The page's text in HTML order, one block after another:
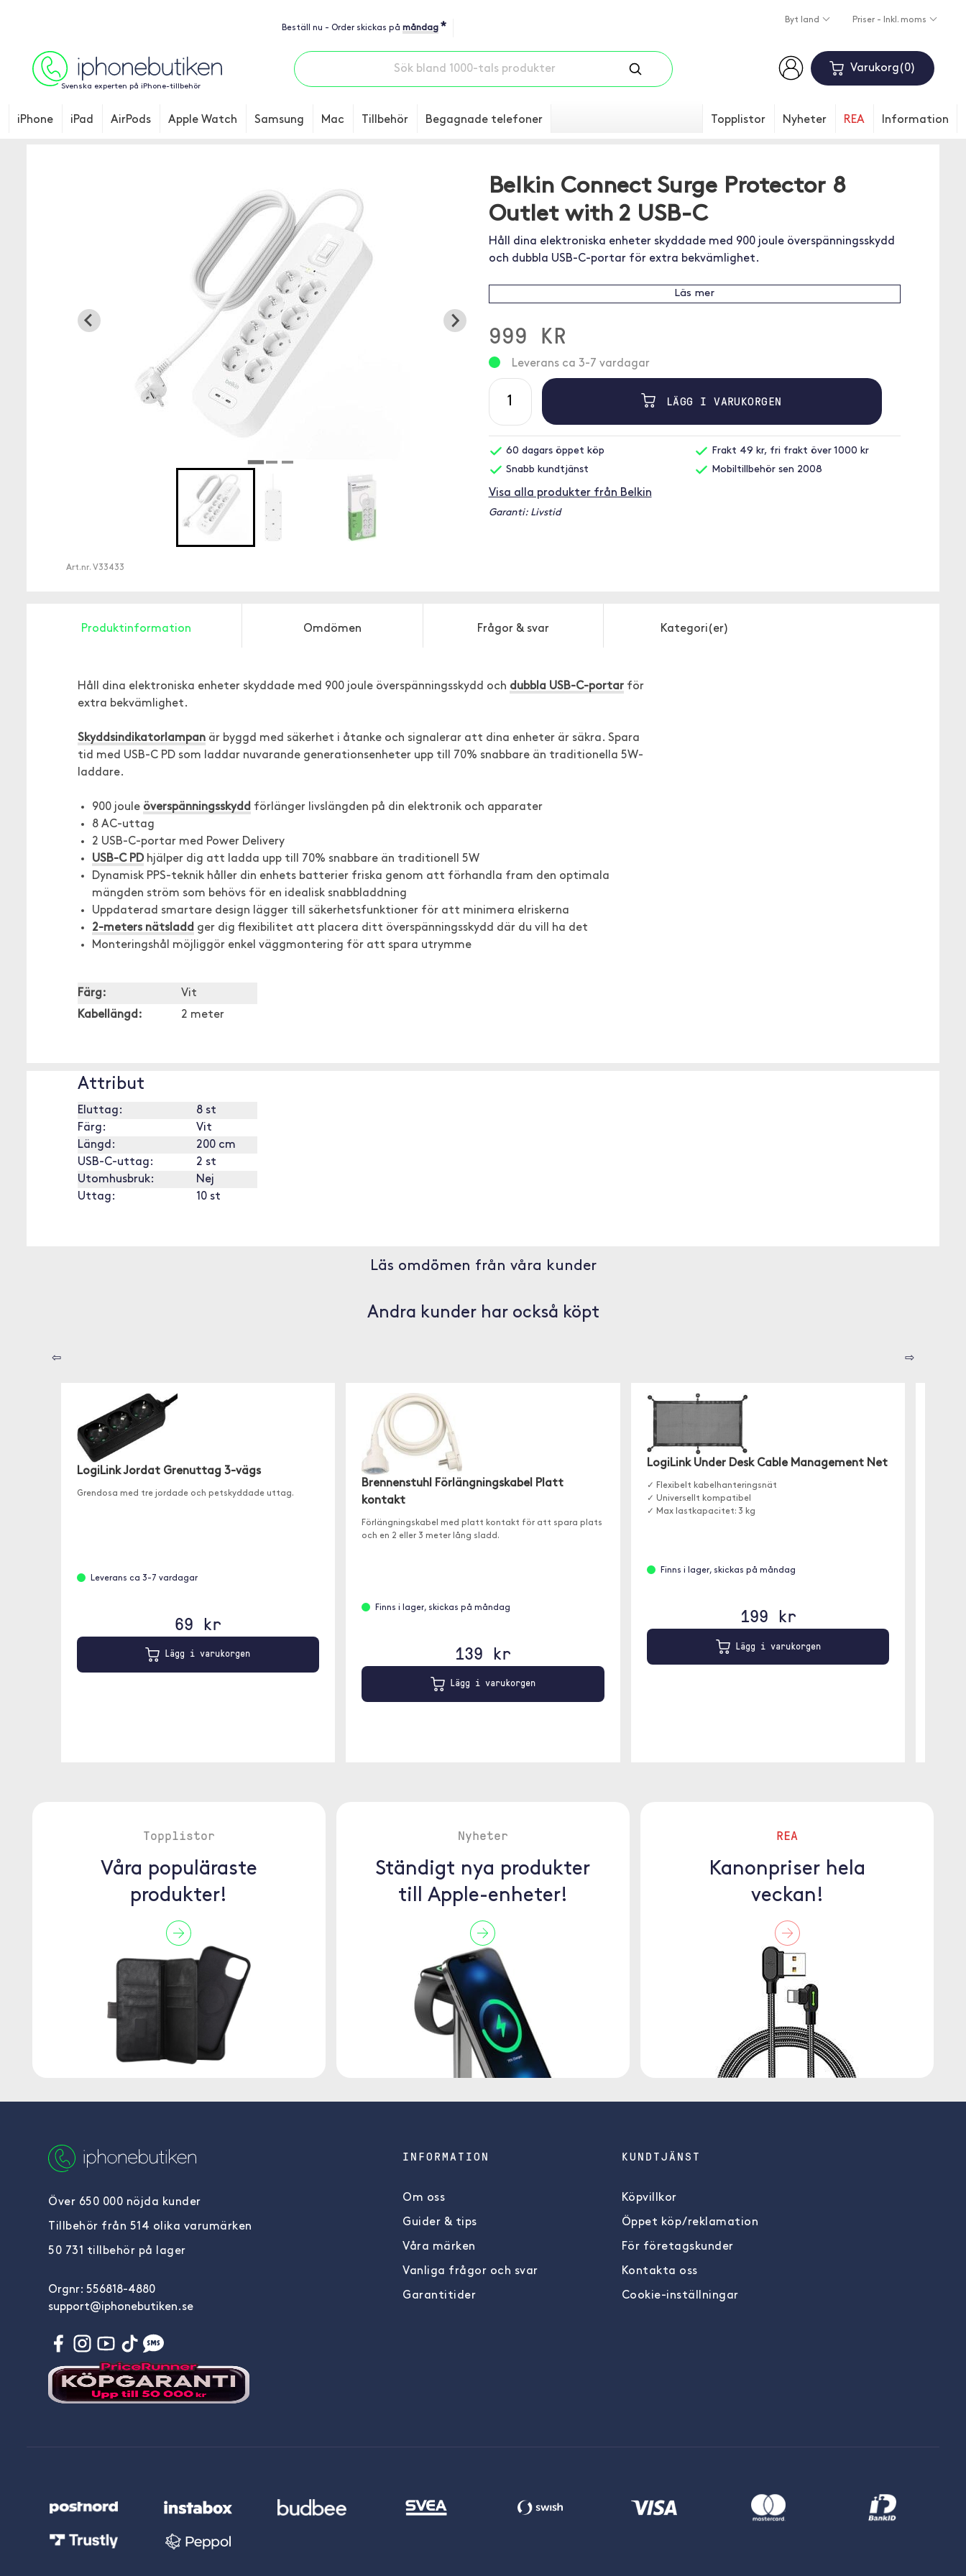
Beställ nu - Order skickas på måndag *
Byt land Priser - Inkl. moms
Svenska experten på iPhone-tillbehör
Varukorg 0
iPhone iPad AirPods Apple Watch Samsung Mac Tillbehör Begagnade telefoner Topplistor Nyheter REA Information
Art.nr. V33433
Belkin Connect Surge Protector 8
Outlet with 2 USB-C
Håll dina elektroniska enheter skyddade med 900 joule överspänningsskydd
och dubbla USB-C-portar för extra bekvämlighet.
Läs mer
999 KR
Leverans ca 3-7 vardagar
LÄGG I VARUKORGEN
60 dagars öppet köp
Frakt 49 kr, fri frakt över 1000 kr
Snabb kundtjänst
Mobiltillbehör sen 2008
Visa alla produkter från Belkin
Garanti: Livstid
Produktinformation Omdömen Frågor & svar Kategori(er)
Håll dina elektroniska enheter skyddade med 900 joule överspänningsskydd och dubbla USB-C-portar för
extra bekvämlighet.
Skyddsindikatorlampan är byggd med säkerhet i åtanke och signalerar att dina enheter är säkra. Spara
tid med USB-C PD som laddar nuvarande generationsenheter upp till 70% snabbare än traditionella 5W-
laddare.
900 joule överspänningsskydd förlänger livslängden på din elektronik och apparater
8 AC-uttag
2 USB-C-portar med Power Delivery
USB-C PDhjälper dig att ladda upp till 70% snabbare än traditionell 5W
Dynamisk PPS-teknik håller din enhets batterier friska genom att förhandla fram den optimala
mängden ström som behövs för en idealisk snabbladdning
Uppdaterad smartare design lägger till säkerhetsfunktioner för att minimera elriskerna
2-meters nätsladd ger dig flexibilitet att placera ditt överspänningsskydd där du vill ha det
Monteringshål möjliggör enkel väggmontering för att spara utrymme
Färg:
Vit
Kabellängd:
2 meter
Attribut
Eluttag:
8 st
Färg:
Vit
Längd:
200 cm
USB-C-uttag:
2 st
Utomhusbruk:
Nej
Uttag:
10 st
Läs omdömen från våra kunder
Andra kunder har också köpt
⇦ ⇨
LogiLink Jordat Grenuttag 3-vägs
Grendosa med tre jordade och petskyddade uttag.
Leverans ca 3-7 vardagar
69 kr
Lägg i varukorgen
Brennenstuhl Förlängningskabel Platt
kontakt
Förlängningskabel med platt kontakt för att spara plats
och en 2 eller 3 meter lång sladd.
Finns i lager, skickas på måndag
139 kr
Lägg i varukorgen
LogiLink Under Desk Cable Management Net
✓ Flexibelt kabelhanteringsnät
✓ Universellt kompatibel
✓ Max lastkapacitet: 3 kg
Finns i lager, skickas på måndag
199 kr
Lägg i varukorgen
Topplistor
Våra populäraste
produkter!
Nyheter
Ständigt nya produkter
till Apple-enheter!
REA
Kanonpriser hela
veckan!
Över 650 000 nöjda kunder
Tillbehör från 514 olika varumärken
50 731 tillbehör på lager
Orgnr: 556818-4880
support@iphonebutiken.se
INFORMATION
Om oss
Guider & tips
Våra märken
Vanliga frågor och svar
Garantitider
KUNDTJÄNST
Köpvillkor
Öppet köp/reklamation
För företagskunder
Kontakta oss
Cookie-inställningar